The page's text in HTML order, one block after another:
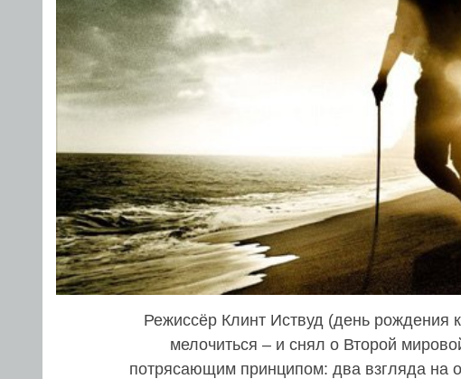
Режиссёр Клинт Иствуд (день рождения
мелочиться – и снял о Второй
потрясающим принципом: два взгляда на